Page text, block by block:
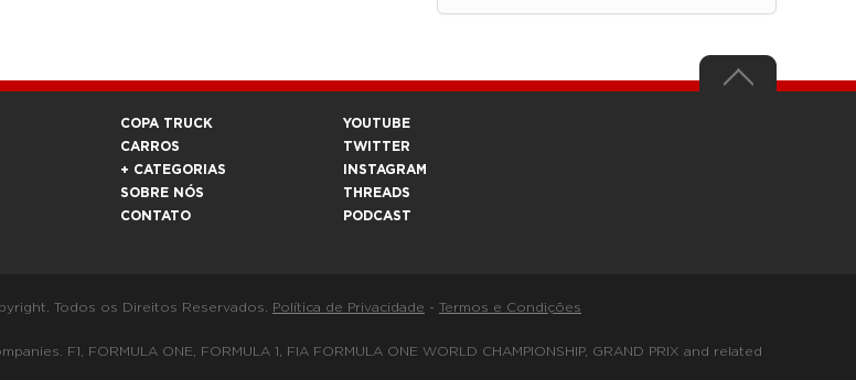
COPA TRUCK
CARROS
+ CATEGORIAS
SOBRE NÓS
CONTATO
YOUTUBE
TWITTER
INSTAGRAM
THREADS
PODCAST
Todos os Direitos Reservados. Política de Privacidade - Termos e Condições
F1, FORMULA ONE, FORMULA 1, FIA FORMULA ONE WORLD CHAMPIONSHIP, GRAND PRIX and related